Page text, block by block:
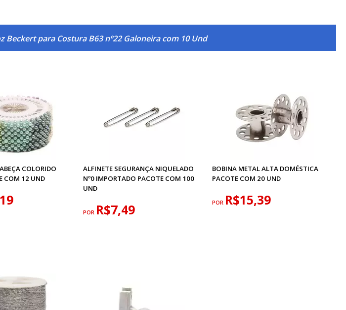
para Costura B63 nº22 Galoneira com 10 Und
COLORIDO
COM 12 UND
ALFINETE SEGURANÇA NIQUELADO
Nº0 IMPORTADO PACOTE COM 100
UND
POR R$7,49
BOBINA METAL ALTA DOMÉSTICA
PACOTE COM 20 UND
POR R$15,39